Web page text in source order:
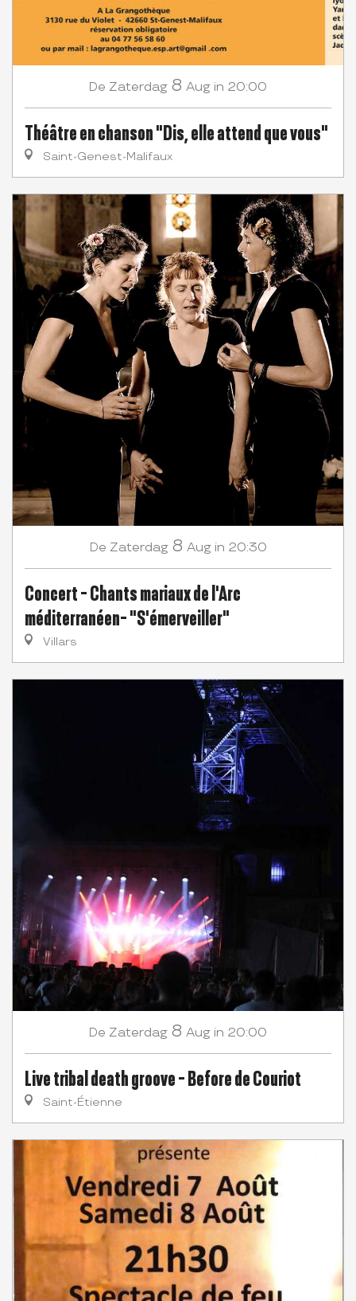
De Zaterdag 8 Aug in 20:00
Théâtre en chanson "Dis, elle attend que vous"
Saint-Genest-Malifaux
De Zaterdag 8 Aug in 20:30
Concert - Chants mariaux de l'Arc
méditerranéen- "S'émerveiller"
Villars
De Zaterdag 8 Aug in 20:00
Live tribal death groove - Before de Couriot
Saint-Étienne